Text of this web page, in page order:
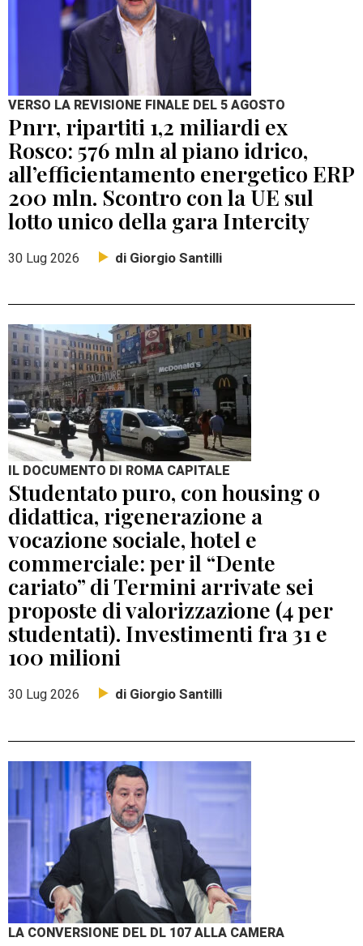
VERSO LA REVISIONE FINALE DEL 5 AGOSTO
Pnrr, ripartiti 1,2 miliardi ex
Rosco: 576 mln al piano idrico,
all’efficientamento energetico ERP
200 mln. Scontro con la UE sul
lotto unico della gara Intercity
30 Lug 2026 di Giorgio Santilli
IL DOCUMENTO DI ROMA CAPITALE
Studentato puro, con housing o
didattica, rigenerazione a
vocazione sociale, hotel e
commerciale: per il “Dente
cariato” di Termini arrivate sei
proposte di valorizzazione (4 per
studentati). Investimenti fra 31 e
100 milioni
30 Lug 2026 di Giorgio Santilli
LA CONVERSIONE DEL DL 107 ALLA CAMERA